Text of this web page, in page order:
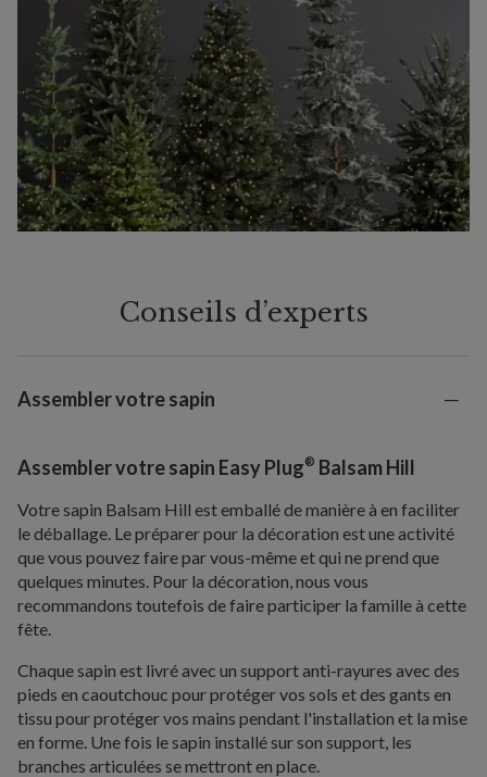
Conseils d’experts
Assembler votre sapin
Assembler votre sapin Easy Plug® Balsam Hill
Votre sapin Balsam Hill est emballé de manière à en faciliter
le déballage. Le préparer pour la décoration est une activité
que vous pouvez faire par vous-même et qui ne prend que
quelques minutes. Pour la décoration, nous vous
recommandons toutefois de faire participer la famille à cette
fête.
Chaque sapin est livré avec un support anti-rayures avec des
pieds en caoutchouc pour protéger vos sols et des gants en
tissu pour protéger vos mains pendant l'installation et la mise
en forme. Une fois le sapin installé sur son support, les
branches articulées se mettront en place.